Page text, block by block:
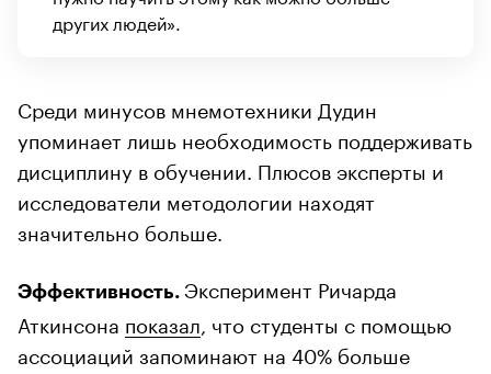
других людей».
Среди минусов мнемотехники Дудин
упоминает лишь необходимость поддерживать
дисциплину в обучении. Плюсов эксперты и
исследователи методологии находят
значительно больше.
Эффективность. Эксперимент Ричарда
Аткинсона показал , что студенты с помощью
ассоциаций запоминают на 40% больше